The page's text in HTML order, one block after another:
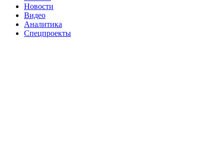
Новости
Видео
Аналитика
Спецпроекты